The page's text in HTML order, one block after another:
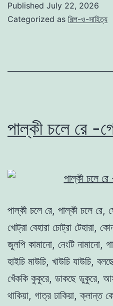
Published July 22, 2026
Categorized as শিল্প-ও-সাহিত্য
পাল্কী চলে রে -
পাল্কী চলে রে, পাল্কী চলে রে,
খোট্রা বেহারা চোট্রা টেহারা,
জুলপি কামানো, নেংটি নামানো,
হাইচি মাউচি, খাউচি যাউচি,
খেঁককি কুকুরে, ডাকছে ডুকুরে,
থাকিয়া, গাত্র ঢাকিয়া, ক্লান্ত